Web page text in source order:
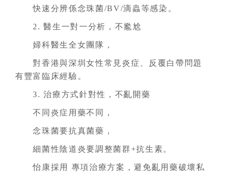
快速分辨係念珠菌/BV/滴蟲等感染。
2. 醫生一對一分析，不尷尬
婦科醫生全女團隊，
對香港與深圳女性常見炎症、反覆白帶問題
有豐富臨床經驗。
3. 治療方式針對性，不亂開藥
不同炎症用藥不同，
念珠菌要抗真菌藥，
細菌性陰道炎要調整菌群+抗生素。
怡康採用 專項治療方案，避免亂用藥破壞私